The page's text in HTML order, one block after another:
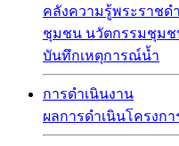
คลังความรู้พระราชด
ชุมชน นวัตกรรมชุม
บันทึกเหตุการณ์น้ำ
การดำเนินงาน
ผลการดำเนินโครงกา